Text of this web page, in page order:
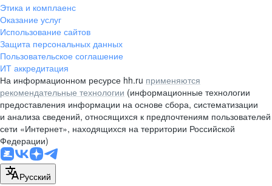
pr@rabota.by
Алматы
пр. Абая, д. 151, БЦ Алатау,
12 этаж, офис 1209
+7 727 232-13-13
pr@headhunter.com.kz
Этика и комплаенс
Оказание услуг
Использование сайтов
Защита персональных данных
Пользовательское соглашение
ИТ аккредитация
На информационном ресурсе hh.ru применяются
рекомендательные технологии (информационные технологии
предоставления информации на основе сбора, систематизации
и анализа сведений, относящихся к предпочтениям пользователей
сети «Интернет», находящихся на территории Российской
Федерации)
Русский